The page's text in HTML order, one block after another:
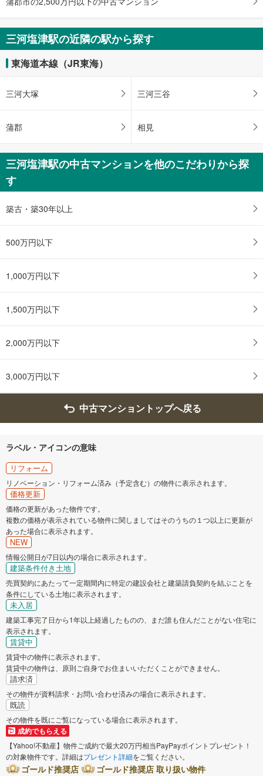
・
件
を
マ
イ
ー
に
す
る
三河塩津駅の近隣の駅から探す
東海道本線（JR東海）
三河大塚 三河三谷
蒲郡 相見
三河塩津駅の中古マンションを他のこだわりから探
す
築古・築30年以上
500万円以下
1,000万円以下
1,500万円以下
2,000万円以下
3,000万円以下
中古マンショントップへ戻る
ラベル・アイコンの意味
リフォーム
リノベーション・リフォーム済み（予定含む）の物件に表示されます。
価格更新
価格の更新があった物件です。
複数の価格が表示されている物件に関しましてはそのうちの１つ以上に更新が
あった場合に表示されます。
NEW
情報公開日が7日以内の場合に表示されます。
建築条件付き土地
売買契約にあたって一定期間内に特定の建設会社と建築請負契約を結ぶことを
条件にしている土地に表示されます。
未入居
建築工事完了日から1年以上経過したものの、まだ誰も住んだことがない住宅に
表示されます。
賃貸中
賃貸中の物件に表示されます。
賃貸中の物件は、原則ご自身でお住まいいただくことができません。
請求済
その物件が資料請求・お問い合わせ済みの場合に表示されます。
既読
その物件を既にご覧になっている場合に表示されます。
成約でもらえる
【Yahoo!不動産】物件ご成約で最大20万円相当PayPayポイントプレゼント！
の対象物件です。詳細はプレゼント詳細をご覧ください。
ゴールド推奨店
ゴールド推奨店 取り扱い物件